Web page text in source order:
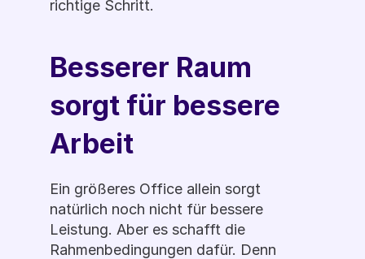
richtige Schritt.
Besserer Raum
sorgt für bessere
Arbeit
Ein größeres Office allein sorgt
natürlich noch nicht für bessere
Leistung. Aber es schafft die
Rahmenbedingungen dafür. Denn